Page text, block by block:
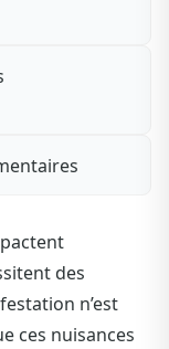
des
n’est
ces nuisances